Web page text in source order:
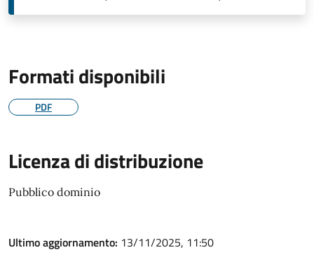
Formati disponibili
PDF
Licenza di distribuzione
Pubblico dominio
Ultimo aggiornamento: 13/11/2025, 11:50